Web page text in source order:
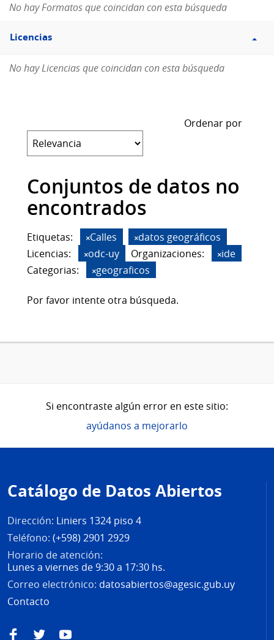
No hay Formatos que coincidan con esta búsqueda
Filtro
Licencias
Licencias
No hay Licencias que coincidan con esta búsqueda
Ordenar por
Conjuntos de datos no
encontrados
Etiquetas: Calles
datos geográficos
Licencias:
odc-uy Organizaciones:
ide
Categorias:
geograficos
Por favor intente otra búsqueda.
Si encontraste algún error en este sitio:
ayúdanos a mejorarlo
de
página
Catálogo de Datos Abiertos
Dirección: Liniers 1324 piso 4
Teléfono: (+598) 2901 2929
Horario de atención:
Lunes a viernes de 9:30 a 17:30 hs.
Correo electrónico: datosabiertos@agesic.gub.uy
Contacto
FacebookTwitterYouTube